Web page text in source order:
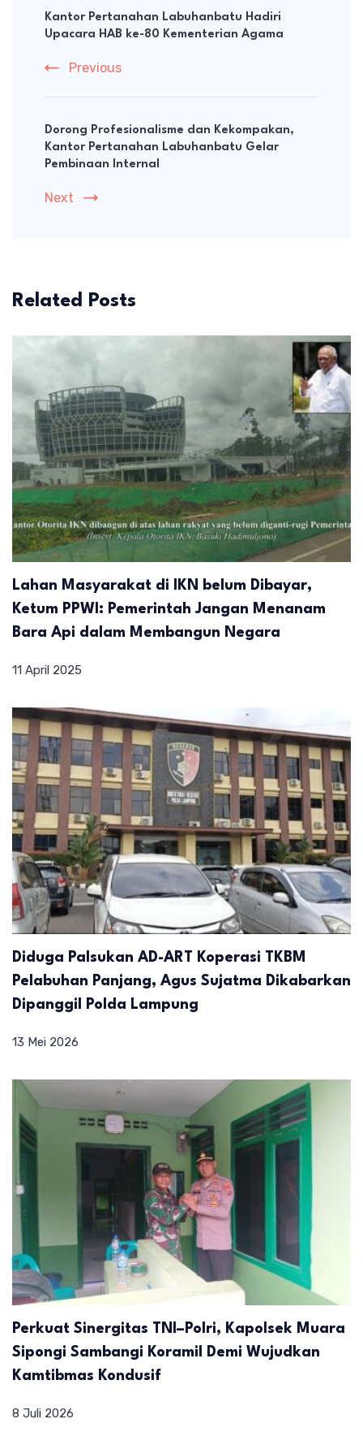
Navigation
Kantor Pertanahan Labuhanbatu Hadiri
Upacara HAB ke-80 Kementerian Agama
Previous
Dorong Profesionalisme dan Kekompakan,
Kantor Pertanahan Labuhanbatu Gelar
Pembinaan Internal
Next
Related Posts
Lahan Masyarakat di IKN belum Dibayar,
Ketum PPWI: Pemerintah Jangan Menanam
Bara Api dalam Membangun Negara
11 April 2025
Diduga Palsukan AD-ART Koperasi TKBM
Pelabuhan Panjang, Agus Sujatma Dikabarkan
Dipanggil Polda Lampung
13 Mei 2026
Perkuat Sinergitas TNI–Polri, Kapolsek Muara
Sipongi Sambangi Koramil Demi Wujudkan
Kamtibmas Kondusif
8 Juli 2026